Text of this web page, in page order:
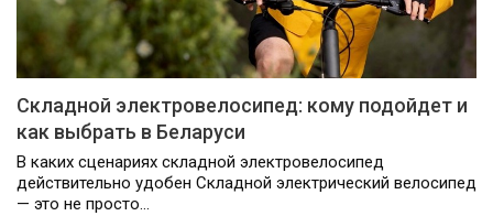
Складной электровелосипед: кому подойдет и
как выбрать в Беларуси
В каких сценариях складной электровелосипед
действительно удобен Складной электрический велосипед
— это не просто…